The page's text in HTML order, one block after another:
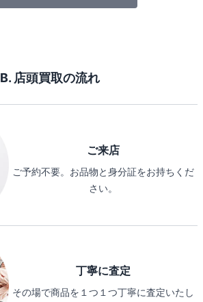
B. 店頭買取の流れ
ご来店
ご予約不要。お品物と身分証をお持ちくだ
さい。
丁寧に査定
その場で商品を１つ１つ丁寧に査定いたし